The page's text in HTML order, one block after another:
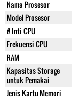
Nama Prosesor
Model Prosesor
# Inti CPU
Frekuensi CPU
RAM
Kapasitas Storage
untuk Pemakai
Jenis Kartu Memori